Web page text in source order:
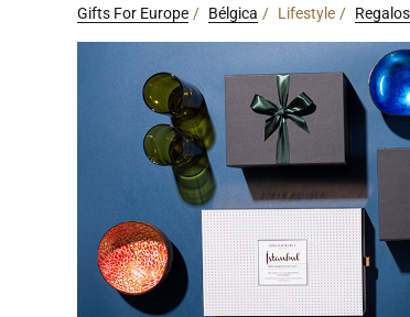
Gifts For Europe Bélgica Lifestyle